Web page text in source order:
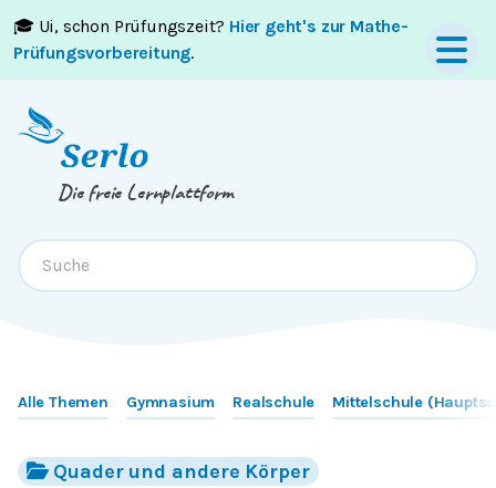
🎓 Ui, schon Prüfungszeit? Hier geht's zur Mathe-
Prüfungsvorbereitung.
Springe zumInhaltoderFooter
Die freie Lernplattform
Alle Themen Gymnasium Realschule Mittelschule
Quader und andere Körper